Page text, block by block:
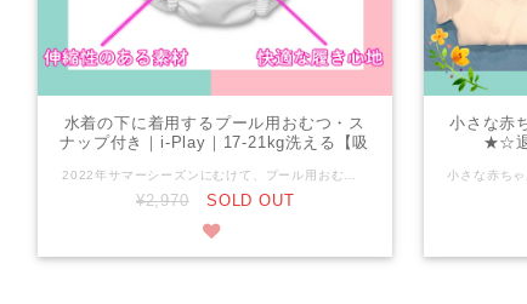
水着の下に着用するプール用おむつ・ス
ナップ付き｜i-Play｜17-21kg洗える【吸
¥2,970 SOLD OUT
小さな赤
★☆退